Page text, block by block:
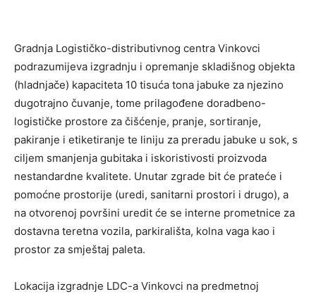
Gradnja Logističko-distributivnog centra Vinkovci
podrazumijeva izgradnju i opremanje skladišnog objekta
(hladnjače) kapaciteta 10 tisuća tona jabuke za njezino
dugotrajno čuvanje, tome prilagođene doradbeno-
logističke prostore za čišćenje, pranje, sortiranje,
pakiranje i etiketiranje te liniju za preradu jabuke u sok, s
ciljem smanjenja gubitaka i iskoristivosti proizvoda
nestandardne kvalitete. Unutar zgrade bit će prateće i
pomoćne prostorije (uredi, sanitarni prostori i drugo), a
na otvorenoj površini uredit će se interne prometnice za
dostavna teretna vozila, parkirališta, kolna vaga kao i
prostor za smještaj paleta.
Lokacija izgradnje LDC-a Vinkovci na predmetnoj